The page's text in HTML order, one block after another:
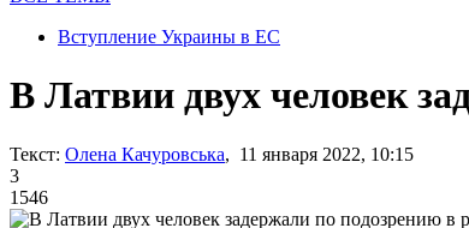
Вступление Украины в ЕС
В Латвии двух человек
Текст: Олена Качуровська, 11 января 2022, 10:15
3
1546